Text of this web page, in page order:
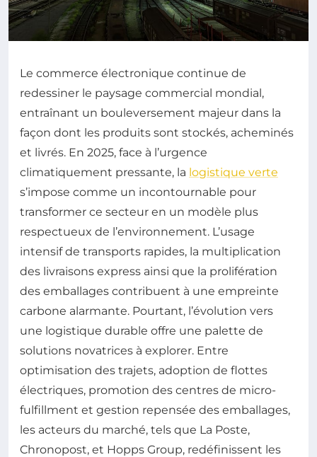
Le commerce électronique continue de
redessiner le paysage commercial mondial,
entraînant un bouleversement majeur dans la
façon dont les produits sont stockés, acheminés
et livrés. En 2025, face à l’urgence
climatiquement pressante, la logistique verte
s’impose comme un incontournable pour
transformer ce secteur en un modèle plus
respectueux de l’environnement. L’usage
intensif de transports rapides, la multiplication
des livraisons express ainsi que la prolifération
des emballages contribuent à une empreinte
carbone alarmante. Pourtant, l’évolution vers
une logistique durable offre une palette de
solutions novatrices à explorer. Entre
optimisation des trajets, adoption de flottes
électriques, promotion des centres de micro-
fulfillment et gestion repensée des emballages,
les acteurs du marché, tels que La Poste,
Chronopost, et Hopps Group, redéfinissent les